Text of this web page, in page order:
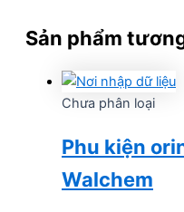
Sản phẩm
Chưa phân loại
Phu kiện
Walchem